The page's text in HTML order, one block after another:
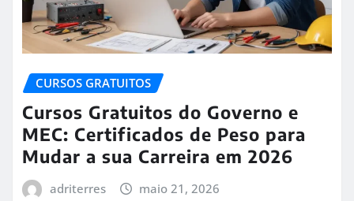
CURSOS GRATUITOS
Cursos Gratuitos do Governo e
MEC: Certificados de Peso para
Mudar a sua Carreira em 2026
adriterres maio 21, 2026